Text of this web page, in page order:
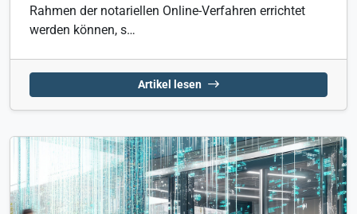
Rahmen der notariellen Online-Verfahren errichtet
werden können, s…
Artikel lesen